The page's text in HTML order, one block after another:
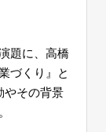
題に、高橋
づくり』と
やその背景